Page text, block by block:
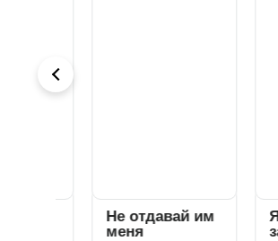
Не отдавай им
меня
Я